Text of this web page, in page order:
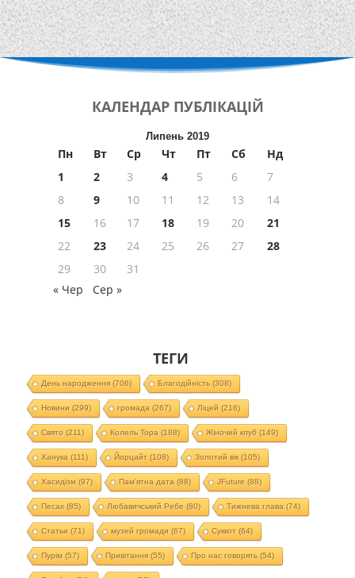
КАЛЕНДАР ПУБЛІКАЦІЙ
Липень 2019
Пн Вт Ср Чт Пт Сб
Нд
1
2 3 4 5 6
7
8
9 10 11 12 13
14
15
16 17 18 19 20
21
22
23 24 25 26 27
28
29
30
31
« Чер
Сер »
ТЕГИ
День народження(706) Благодійність(308)
Новини (299) громада (267) Ліцей (216)
Свято (211) Колель Тора (188) Жіночий клуб (149)
Ханука (111) Йорцайт (108) Золотий вік(105)
Хасидізм (97) Пам'ятна дата (88) JFuture (88)
Песах(85) Любавичський Ребе (80) Тижнева глава (74)
Статьи (71) музей громади (67) Суккот (64)
Пурім (57) Привітання(55) Про нас говорять(54)